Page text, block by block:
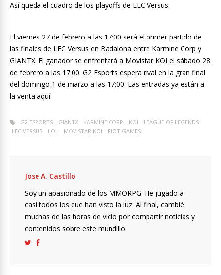
Así queda el cuadro de los playoffs de LEC Versus:
El viernes 27 de febrero a las 17:00 será el primer partido de
las finales de LEC Versus en Badalona entre Karmine Corp y
GIANTX. El ganador se enfrentará a Movistar KOI el sábado 28
de febrero a las 17:00. G2 Esports espera rival en la gran final
del domingo 1 de marzo a las 17:00. Las entradas ya están a
la venta aquí.
G2 ESPORTS GIANTX KARMINE CORP KOI
LEAGUE OF LEGENDS
LEC VERSUS
LOL MOVISTAR KOI RIOT GAMES
Jose A. Castillo
Soy un apasionado de los MMORPG. He jugado a
casi todos los que han visto la luz. Al final, cambié
muchas de las horas de vicio por compartir noticias y
contenidos sobre este mundillo.